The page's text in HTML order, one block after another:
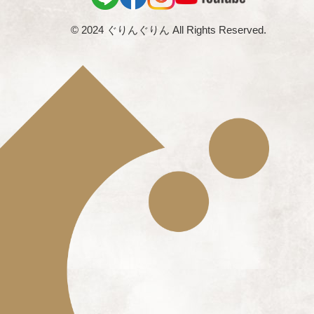
© 2024 ぐりんぐりん All Rights Reserved.